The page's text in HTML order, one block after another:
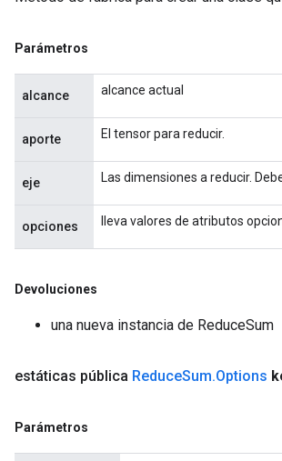
Parámetros
alcance alcance actual
aporte El tensor para reducir.
eje Las dimensiones a reducir.
opciones lleva valores de atributos
Devoluciones
una nueva instancia de ReduceSum
estáticas pública ReduceSum.Options
Parámetros